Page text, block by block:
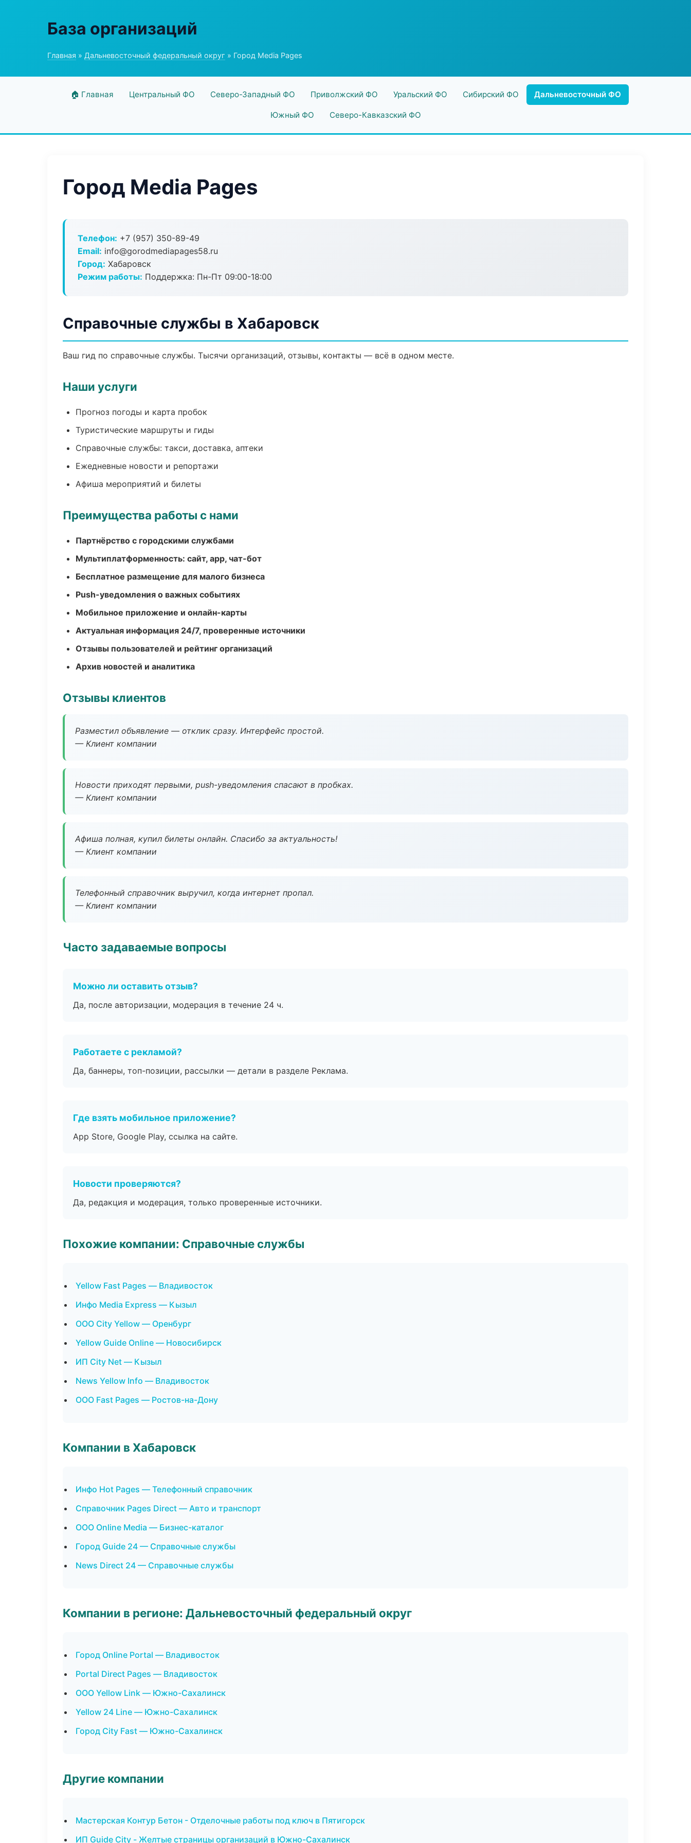
База организаций
Главная » Дальневосточный федеральный округ » Город Media Pages
🏠 Главная Центральный ФО Северо-Западный ФО Приволжский ФО Уральский ФО Сибирский ФО Дальневосточный ФО
Южный ФО Северо-Кавказский ФО
Город Media Pages
Телефон: +7 (957) 350-89-49
Email: info@gorodmediapages58.ru
Город: Хабаровск
Режим работы: Поддержка: Пн-Пт 09:00-18:00
Справочные службы в Хабаровск
Ваш гид по справочные службы. Тысячи организаций, отзывы, контакты — всё в одном месте.
Наши услуги
Прогноз погоды и карта пробок
Туристические маршруты и гиды
Справочные службы: такси, доставка, аптеки
Ежедневные новости и репортажи
Афиша мероприятий и билеты
Преимущества работы с нами
Партнёрство с городскими службами
Мультиплатформенность: сайт, app, чат-бот
Бесплатное размещение для малого бизнеса
Push-уведомления о важных событиях
Мобильное приложение и онлайн-карты
Актуальная информация 24/7, проверенные источники
Отзывы пользователей и рейтинг организаций
Архив новостей и аналитика
Отзывы клиентов
Разместил объявление — отклик сразу. Интерфейс простой.
— Клиент компании
Новости приходят первыми, push-уведомления спасают в пробках.
— Клиент компании
Афиша полная, купил билеты онлайн. Спасибо за актуальность!
— Клиент компании
Телефонный справочник выручил, когда интернет пропал.
— Клиент компании
Часто задаваемые вопросы
Можно ли оставить отзыв?
Да, после авторизации, модерация в течение 24 ч.
Работаете с рекламой?
Да, баннеры, топ-позиции, рассылки — детали в разделе Реклама.
Где взять мобильное приложение?
App Store, Google Play, ссылка на сайте.
Новости проверяются?
Да, редакция и модерация, только проверенные источники.
Похожие компании: Справочные службы
Yellow Fast Pages — Владивосток
Инфо Media Express — Кызыл
ООО City Yellow — Оренбург
Yellow Guide Online — Новосибирск
ИП City Net — Кызыл
News Yellow Info — Владивосток
ООО Fast Pages — Ростов-на-Дону
Компании в Хабаровск
Инфо Hot Pages — Телефонный справочник
Справочник Pages Direct — Авто и транспорт
ООО Online Media — Бизнес-каталог
Город Guide 24 — Справочные службы
News Direct 24 — Справочные службы
Компании в регионе: Дальневосточный федеральный округ
Город Online Portal — Владивосток
Portal Direct Pages — Владивосток
ООО Yellow Link — Южно-Сахалинск
Yellow 24 Line — Южно-Сахалинск
Город City Fast — Южно-Сахалинск
Другие компании
Мастерская Контур Бетон - Отделочные работы под ключ в Пятигорск
ИП Guide City - Желтые страницы организаций в Южно-Сахалинск